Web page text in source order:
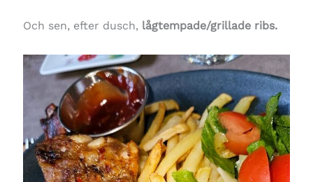
Och sen, efter dusch, lågtempade/grillade ribs.